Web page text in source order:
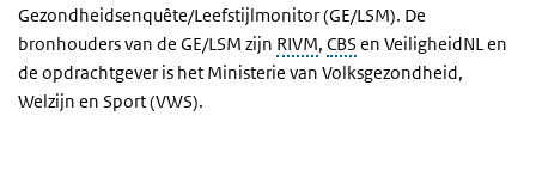
Gezondheidsenquête/Leefstijlmonitor (GE/LSM). De
bronhouders van de GE/LSM zijn RIVM, CBS en VeiligheidNL en
de opdrachtgever is het Ministerie van Volksgezondheid,
Welzijn en Sport (VWS).